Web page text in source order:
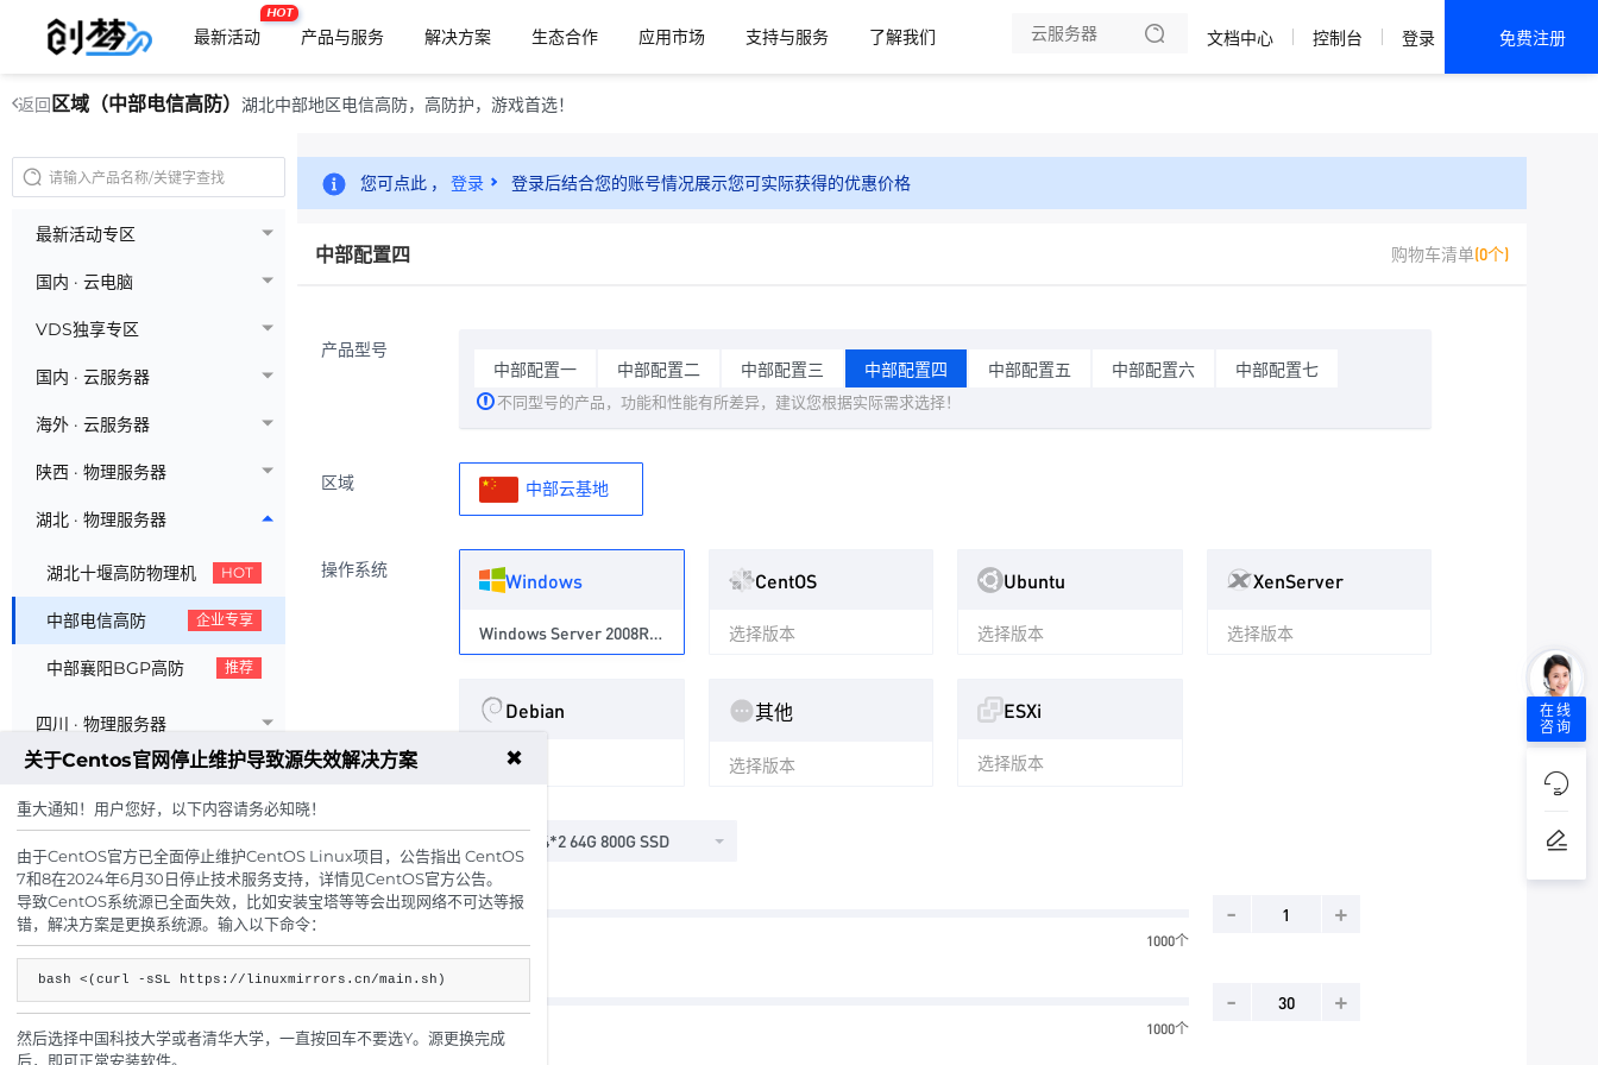
最新活动
HOT
产品与服务 解决方案 生态合作 应用市场 支持与服务
了解我们
文档中心 控制台 登录 免费注册
返回 区域（中部电信高防） 湖北中部地区电信高防，高防护，游戏首选！
最新活动专区
国内 · 云电脑
VDS独享专区
国内 · 云服务器
海外 · 云服务器
陕西 · 物理服务器
湖北 · 物理服务器
湖北十堰高防物理机 HOT
中部电信高防 企业专享
中部襄阳BGP高防 推荐
四川 · 物理服务器
浙江 · 宁波服务器
江苏 · 物理服务器
机柜租用 · 服务器托管
您可点此 ， 登录 登录后结合您的账号情况展示您可实际获得的优惠价格
中部配置四 购物车清单(0个)
产品型号
中部配置一
中部配置二 中部配置三 中部配置四 中部配置五 中部配置六 中部配置七
不同型号的产品，功能和性能有所差异，建议您根据实际需求选择！
区域 中部云基地
操作系统 Windows
Windows Server 2008R2 中文 数据中心版 64位
CentOS
选择版本
Ubuntu
选择版本
XenServer
选择版本
Debian
选择版本
其他
选择版本
ESXi
选择版本
E5 2658v4*2 64G 800G SSD
IP数量
1个 1000个
- +
带宽
30个 1000个
- +
在线
咨询
关于Centos官网停止维护导致源失效解决方案 ✖
重大通知！用户您好，以下内容请务必知晓！
由于CentOS官方已全面停止维护CentOS Linux项目，公告指出 CentOS
7和8在2024年6月30日停止技术服务支持，详情见CentOS官方公告。
导致CentOS系统源已全面失效，比如安装宝塔等等会出现网络不可达等报
错，解决方案是更换系统源。输入以下命令：
bash <(curl -sSL https://linuxmirrors.cn/main.sh)
然后选择中国科技大学或者清华大学，一直按回车不要选Y。源更换完成
后，即可正常安装软件。